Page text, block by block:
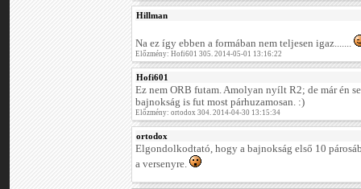
Hillman
Na ez így ebben a formában nem teljesen igaz.......
Előzmény: Hofi601 305. 2014-05-01 13:16:22
Hofi601
Ez nem ORB futam. Amolyan nyílt R2; de már én
bajnokság is fut most párhuzamosan. :)
Előzmény: ortodox 304. 2014-04-30 13:15:34
ortodox
Elgondolkodtató, hogy a bajnokság első 10
a versenyre.